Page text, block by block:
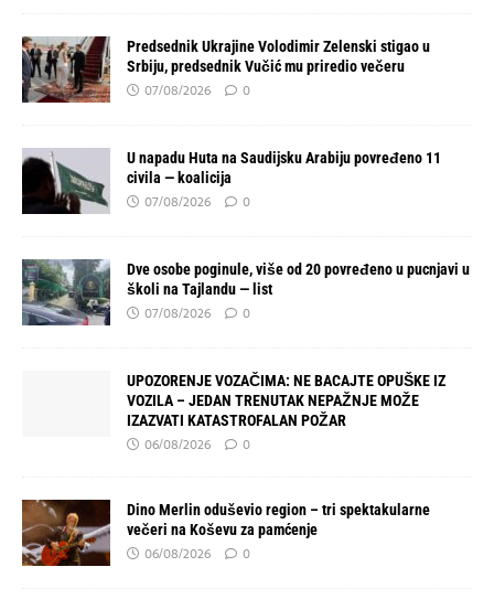
Predsednik Ukrajine Volodimir Zelenski stigao u
Srbiju, predsednik Vučić mu priredio večeru
07/08/2026 0
U napadu Huta na Saudijsku Arabiju povređeno 11
civila — koalicija
07/08/2026 0
Dve osobe poginule, više od 20 povređeno u pucnjavi u
školi na Tajlandu — list
07/08/2026 0
UPOZORENJE VOZAČIMA: NE BACAJTE OPUŠKE IZ
VOZILA – JEDAN TRENUTAK NEPAŽNJE MOŽE
IZAZVATI KATASTROFALAN POŽAR
06/08/2026 0
Dino Merlin oduševio region – tri spektakularne
večeri na Koševu za pamćenje
06/08/2026 0